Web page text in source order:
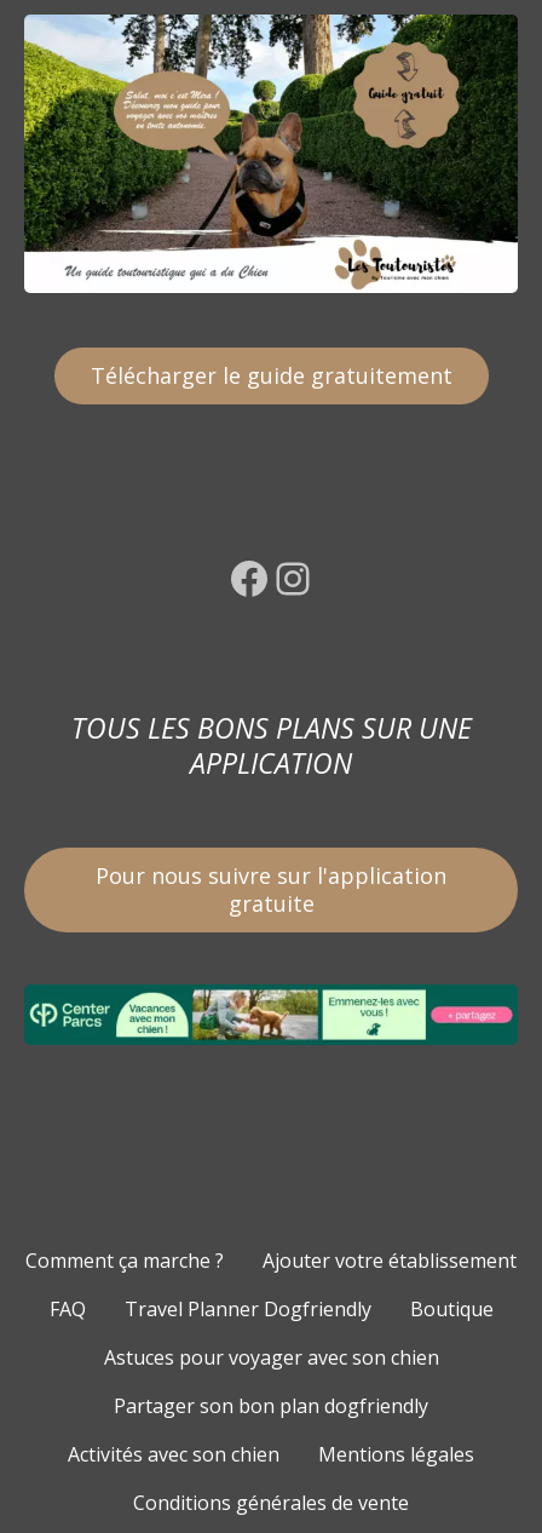
Télécharger le guide gratuitement
Facebook Instagram
TOUS LES BONS PLANS SUR UNE
APPLICATION
Pour nous suivre sur l'application
gratuite
Comment ça marche ?
Ajouter votre établissement
FAQ
Travel Planner Dogfriendly
Boutique
Astuces pour voyager avec son chien
Partager son bon plan dogfriendly
Activités avec son chien
Mentions légales
Conditions générales de vente